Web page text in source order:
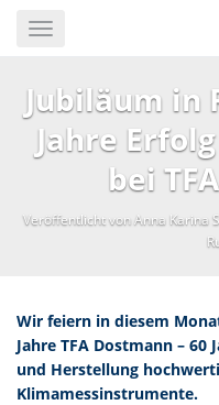
content
Toggle
Jubiläum in
Jahre
bei
Veröffentlicht von Anna Karina
Wir feiern in diesem
Jahre TFA Dostmann –
und Herstellung
Klimamessinstrumente.